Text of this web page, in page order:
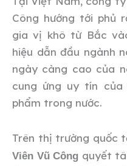
Công hướng tới phủ
gia vị khô từ Bắc
hiệu dẫn đầu ngành
ngày càng cao của
cung ứng uy tín của
phẩm trong nước.
Trên thị trường quốc
Viên Vũ Công quyết